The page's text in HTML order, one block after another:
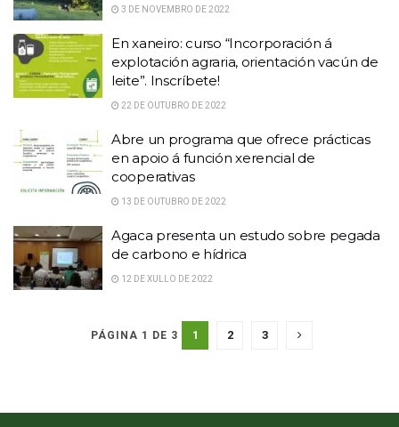
3 DE NOVEMBRO DE 2022
En xaneiro: curso “Incorporación á
explotación agraria, orientación vacún de
leite”. Inscríbete!
22 DE OUTUBRO DE 2022
Abre un programa que ofrece prácticas
en apoio á función xerencial de
cooperativas
13 DE OUTUBRO DE 2022
Agaca presenta un estudo sobre pegada
de carbono e hídrica
12 DE XULLO DE 2022
PÁGINA 1 DE 3 1 2 3